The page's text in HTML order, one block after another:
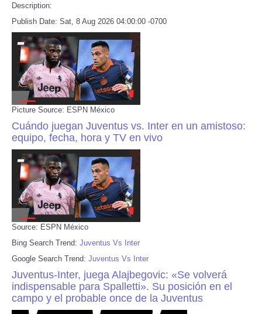
Description:
Publish Date: Sat, 8 Aug 2026 04:00:00 -0700
Picture Source: ESPN México
Cuándo juegan Juventus vs. Inter en un amistoso:
equipo, fecha, hora y TV en vivo
Source: ESPN México
Bing Search Trend: Juventus Vs Inter
Google Search Trend: Juventus Vs Inter
Juventus-Inter, juega Alajbegovic: «Se volverá
indispensable para Spalletti». Su posición en el
campo y el probable once de la Juventus